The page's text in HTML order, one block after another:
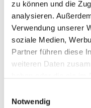
zu können und die
analysieren.
Verwendung unserer
soziale Medien,
Partner führen diese
weiteren Daten
Notwendig
Optional:
Wenn gewünscht,
zusätzlich mit
Dabei